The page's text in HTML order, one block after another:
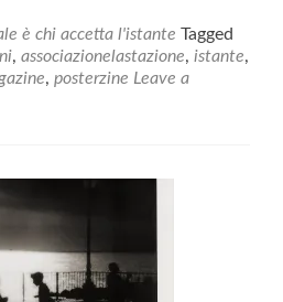
è chi accetta l'istante Tagged
, associazionelastazione, istante,
, posterzine Leave a